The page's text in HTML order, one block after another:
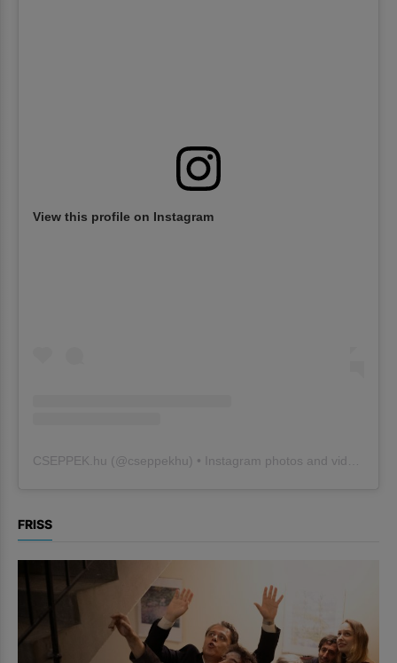
View this profile on Instagram
CSEPPEK.hu (@cseppekhu ) • Instagram photos and videos
FRISS